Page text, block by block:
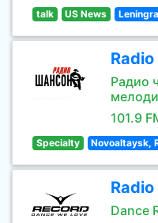
talk US News
Радио
101.9
Specialty Novoaltaysk,
Dance